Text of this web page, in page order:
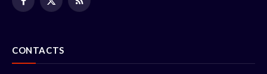
Facebook
X
RSS
CONTACTS